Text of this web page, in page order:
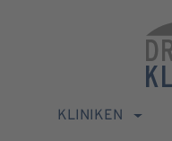
KLINIKEN